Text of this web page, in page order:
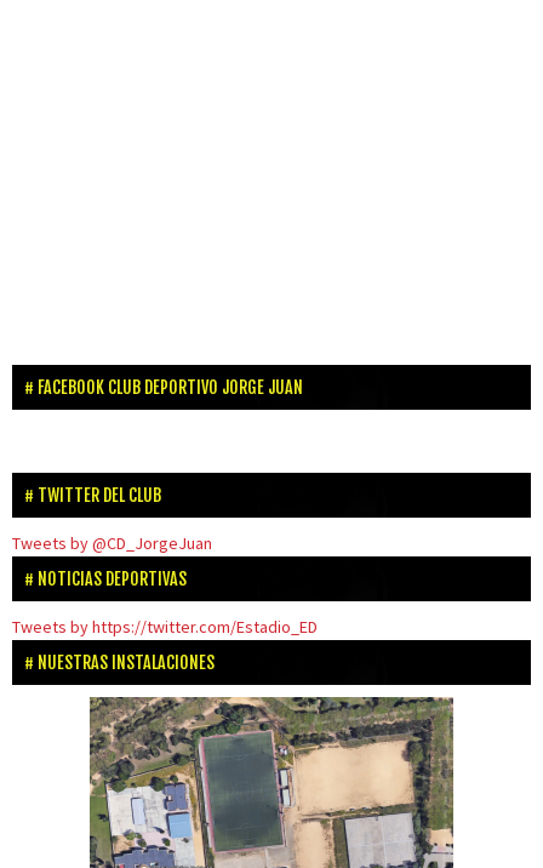
FACEBOOK CLUB DEPORTIVO JORGE JUAN
TWITTER DEL CLUB
Tweets by @CD_JorgeJuan
NOTICIAS DEPORTIVAS
Tweets by https://twitter.com/Estadio_ED
NUESTRAS INSTALACIONES